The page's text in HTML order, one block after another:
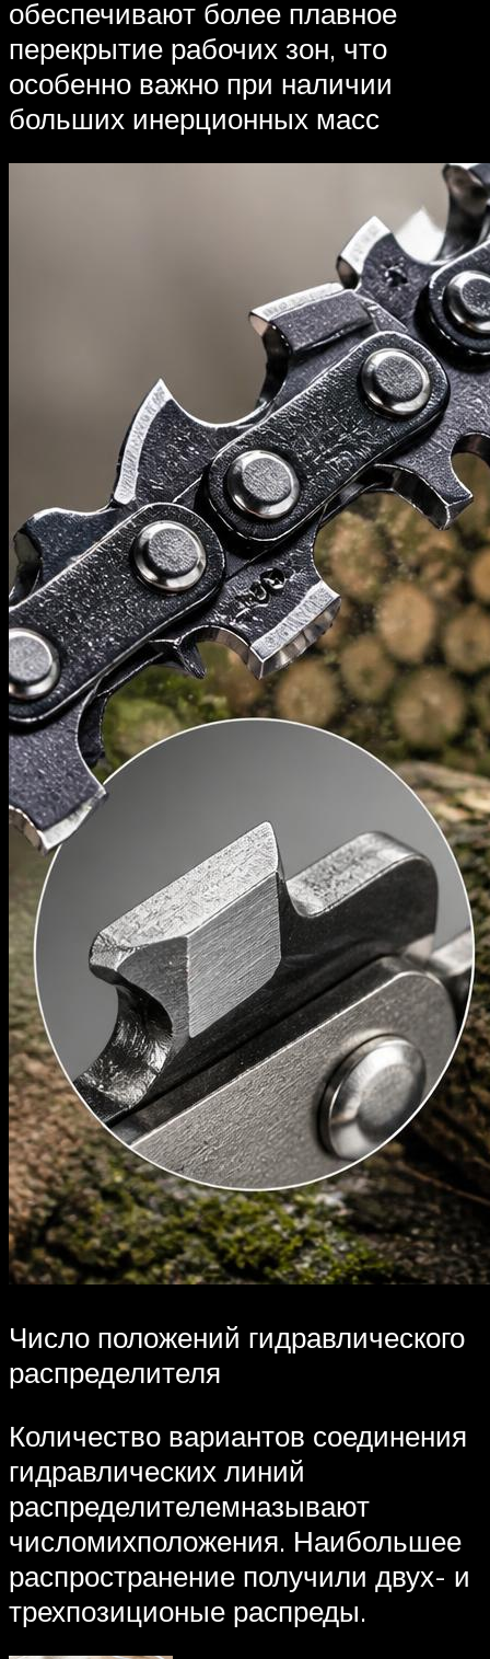
обеспечивают более плавное
перекрытие рабочих зон, что
особенно важно при наличии
больших инерционных масс
Число положений гидравлического
распределителя
Количество вариантов соединения
гидравлических линий
распределителемназывают
числомихположения. Наибольшее
распространение получили двух- и
трехпозиционые распреды.